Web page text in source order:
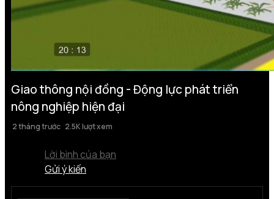
Giao thông nội đồng - Động lực phát triển
nông nghiệp hiện đại
2 tháng trước 2.5K lượt xem
Lời bình của bạn
Gửi ý kiến